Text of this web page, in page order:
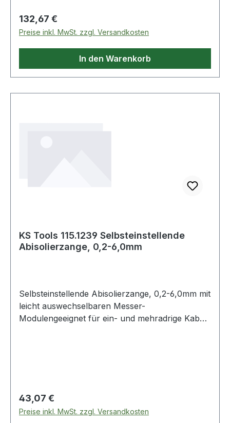
Regulärer Preis:
132,67 €
Preise inkl. MwSt. zzgl. Versandkosten
In den Warenkorb
KS Tools 115.1239 Selbsteinstellende
Abisolierzange, 0,2-6,0mm
Selbsteinstellende Abisolierzange, 0,2-6,0mm mit
leicht auswechselbaren Messer-
Modulengeeignet für ein- und mehradrige Kabel
Aluminiumleitungenmit Schneidefunktiongeringes
Gewichtleichtgängige Mechanik Weitere
Regulärer Preis:
43,07 €
Preise inkl. MwSt. zzgl. Versandkosten